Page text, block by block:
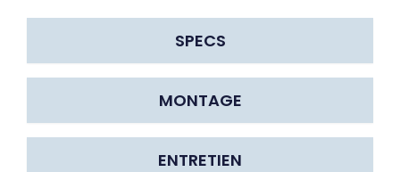
SPECS
MONTAGE
ENTRETIEN